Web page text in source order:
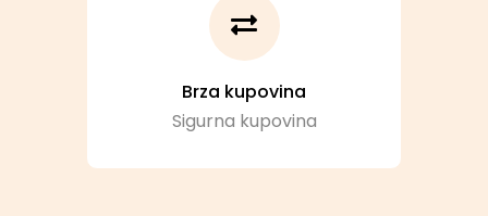
Brza kupovina
Sigurna kupovina